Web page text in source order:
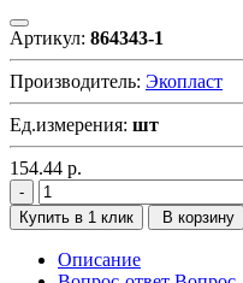
Артикул: 864343-1
Производитель: Экопласт
Ед.измерения: шт
154.44 р.
Купить в 1 клик В корзину
Описание